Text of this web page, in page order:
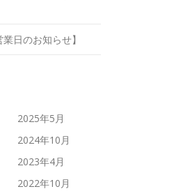
日のお知らせ】
2025年5月
2024年10月
2023年4月
2022年10月